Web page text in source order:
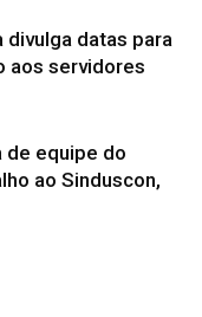
divulga datas para
aos servidores
de equipe do
ao Sinduscon,